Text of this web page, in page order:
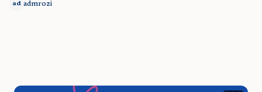
ad admrozi